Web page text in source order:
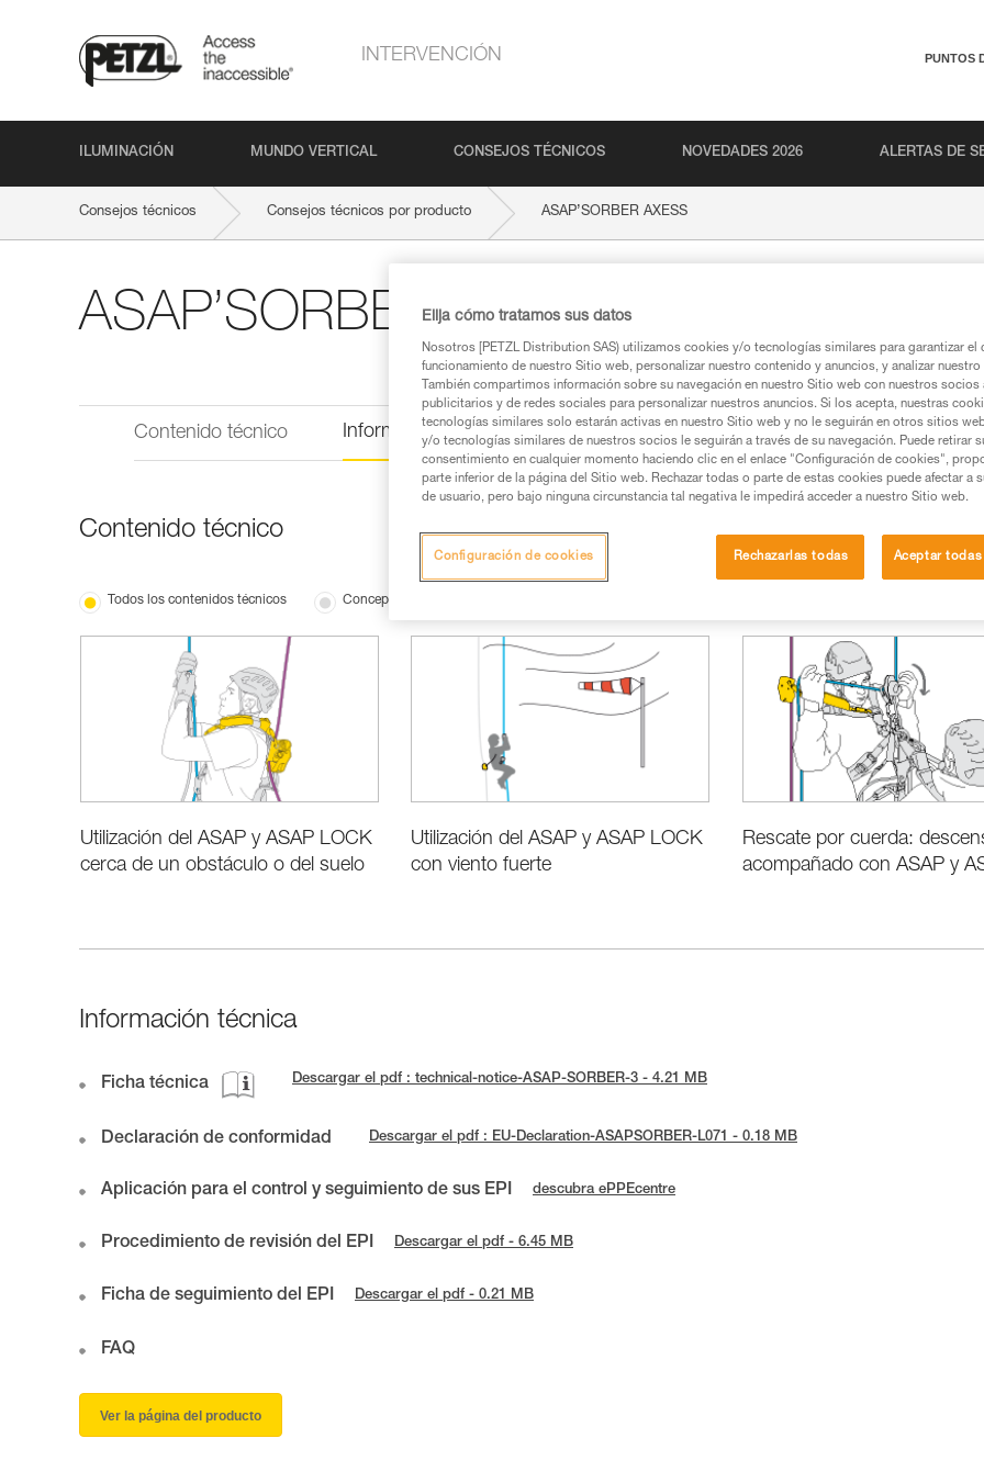
INTERVENCIÓN PUNTOS
ILUMINACIÓN MUNDO VERTICAL CONSEJOS TÉCNICOS NOVEDADES 2026 ALERTAS DE
Consejos técnicos Consejos técnicos por producto ASAP’SORBER AXESS
ASAP’SORBER AXESS
Contenido técnico Información técnica
Contenido técnico
Todos los contenidos técnicos Conceptos básicos
Utilización del ASAP y ASAP LOCK
cerca de un obstáculo o del suelo
Utilización del ASAP y ASAP LOCK
con viento fuerte
Rescate por cuerda:
acompañado con ASAP y
Información técnica
Ficha técnica Descargar el pdf : technical-notice-ASAP-SORBER-3 - 4.21 MB
Declaración de conformidad Descargar el pdf : EU-Declaration-ASAPSORBER-L071 - 0.18 MB
Aplicación para el control y seguimiento de sus EPI descubra ePPEcentre
Procedimiento de revisión del EPI Descargar el pdf - 6.45 MB
Ficha de seguimiento del EPI Descargar el pdf - 0.21 MB
FAQ
Ver la página del producto
Elija cómo tratamos sus datos
Nosotros [PETZL Distribution SAS) utilizamos cookies y/o tecnologías similares para garantizar el
funcionamiento de nuestro Sitio web, personalizar nuestro contenido y anuncios, y analizar
También compartimos información sobre su navegación en nuestro Sitio web con nuestros socios
publicitarios y de redes sociales para personalizar nuestros anuncios. Si los acepta, nuestras
tecnologías similares solo estarán activas en nuestro Sitio web y no le seguirán en otros sitios
y/o tecnologías similares de nuestros socios le seguirán a través de su navegación. Puede retirar
consentimiento en cualquier momento haciendo clic en el enlace "Configuración de cookies",
parte inferior de la página del Sitio web. Rechazar todas o parte de estas cookies puede afectar a
de usuario, pero bajo ninguna circunstancia tal negativa le impedirá acceder a nuestro Sitio web.
Rechazarlas todas Aceptar
Configuración de cookies